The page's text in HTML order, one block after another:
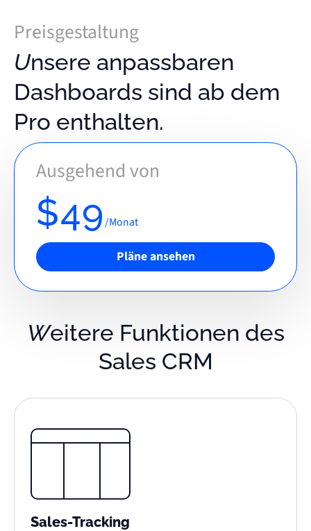
Preisgestaltung
Unsere anpassbaren
Dashboards sind ab dem
Pro enthalten.
Ausgehend von
$49/Monat
Pläne ansehen
Weitere Funktionen des
Sales CRM
Sales-Tracking